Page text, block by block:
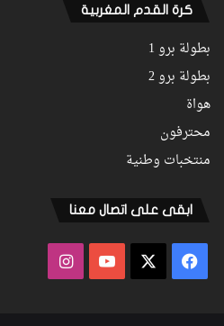
كرة القدم المغربية
بطولة برو 1
بطولة برو 2
هواة
محترفون
منتخبات وطنية
ابقى على اتصال معنا
فيسبوك ‫YouTubeانستقرام